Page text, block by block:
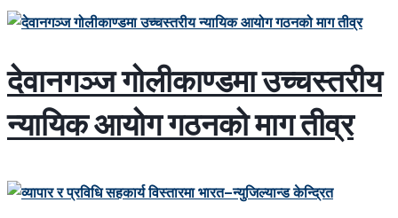
देवानगञ्ज गोलीकाण्डमा उच्चस्तरीय
न्यायिक आयोग गठनको माग तीव्र